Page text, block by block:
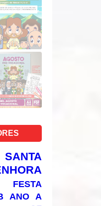
SANTA
FESTA
ANO A